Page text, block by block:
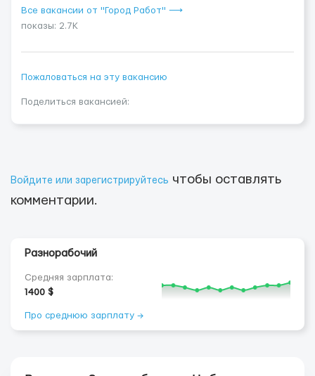
Все вакансии от "Город Работ" ⟶
показы: 2.7K
Пожаловаться на эту вакансию
Поделиться вакансией:
Войдите или зарегистрируйтесь чтобы оставлять
комментарии.
Разнорабочий
Средняя зарплата:
1400 $
Про среднюю зарплату →